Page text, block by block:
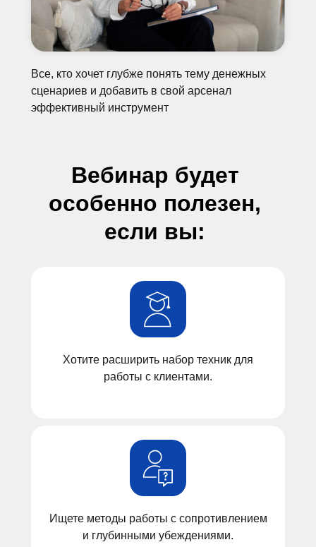
Все, кто хочет глубже понять тему денежных
сценариев и добавить в свой арсенал
эффективный инструмент
Вебинар будет
особенно полезен,
если вы:
Ищете методы работы с сопротивлением
и глубинными убеждениями.
Хотите расширить набор техник для
работы с клиентами.